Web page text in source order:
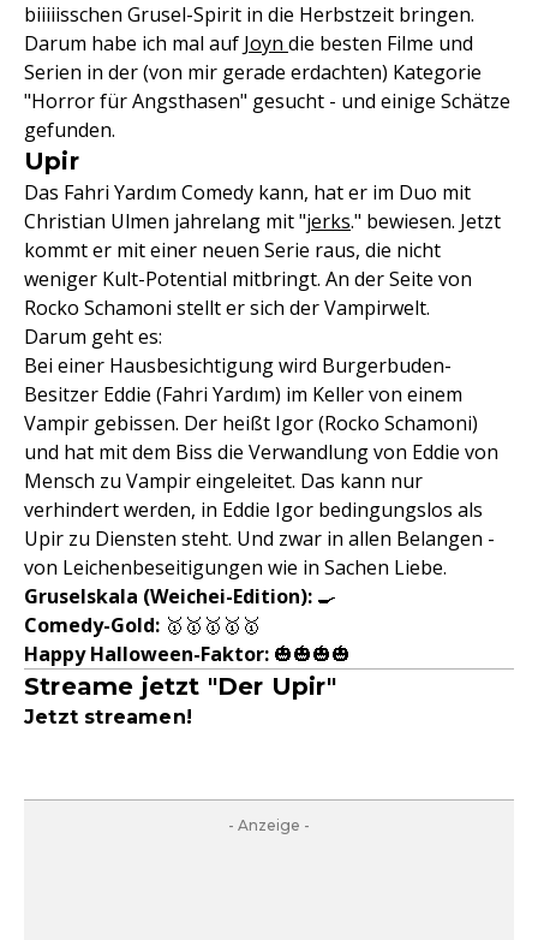
biiiiisschen Grusel-Spirit in die Herbstzeit bringen.
Darum habe ich mal auf Joyn die besten Filme und
Serien in der (von mir gerade erdachten) Kategorie
"Horror für Angsthasen" gesucht - und einige Schätze
gefunden.
Upir
Das Fahri Yardım Comedy kann, hat er im Duo mit
Christian Ulmen jahrelang mit "jerks." bewiesen. Jetzt
kommt er mit einer neuen Serie raus, die nicht
weniger Kult-Potential mitbringt. An der Seite von
Rocko Schamoni stellt er sich der Vampirwelt.
Darum geht es:
Bei einer Hausbesichtigung wird Burgerbuden-
Besitzer Eddie (Fahri Yardım) im Keller von einem
Vampir gebissen. Der heißt Igor (Rocko Schamoni)
und hat mit dem Biss die Verwandlung von Eddie von
Mensch zu Vampir eingeleitet. Das kann nur
verhindert werden, in Eddie Igor bedingungslos als
Upir zu Diensten steht. Und zwar in allen Belangen -
von Leichenbeseitigungen wie in Sachen Liebe.
Gruselskala (Weichei-Edition): 🍳
Comedy-Gold: 🥇🥇🥇🥇🥇
Happy Halloween-Faktor: 🎃🎃🎃🎃
Streame jetzt "Der Upir"
Jetzt streamen!
- Anzeige -